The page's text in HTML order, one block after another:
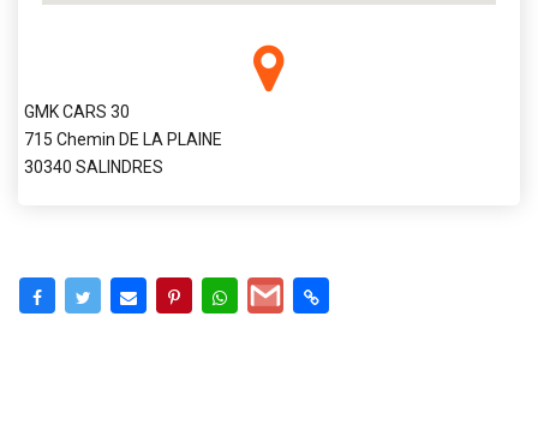
GMK CARS 30
715 Chemin DE LA PLAINE
30340 SALINDRES